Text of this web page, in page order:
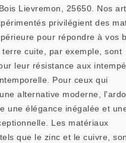
Lievremon, 25650. Nos
privilégient des
pour répondre à vos
terre cuite, par exemple, sont
leur résistance aux
Pour ceux qui
alternative moderne,
une élégance inégalée et
Les matériaux
que le zinc et le cuivre,